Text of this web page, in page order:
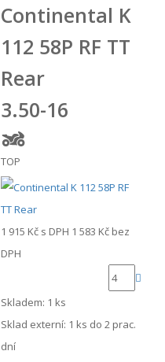
Continental K
112 58P RF TT
Rear
3.50-16
TOP
1 915 Kč s DPH 1 583 Kč bez
DPH
Skladem: 1 ks
Sklad externí: 1 ks do 2 prac.
dní